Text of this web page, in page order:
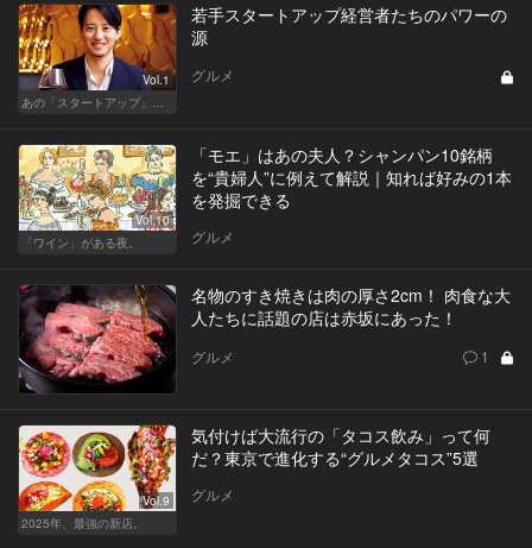
Vol.1
若手スタートアップ経営者たちのパワーの
源
グルメ
Vol.10
「ワイン」がある夜。
「モエ」はあの夫人？シャンパン10銘柄
を“貴婦人”に例えて解説｜知れば好みの1本
を発掘できる
グルメ
名物のすき焼きは肉の厚さ2cm！ 肉食な大
人たちに話題の店は赤坂にあった！
グルメ 1
Vol.9
2025年、最強の新店。
気付けば大流行の「タコス飲み」って何
だ？東京で進化する“グルメタコス”5選
グルメ